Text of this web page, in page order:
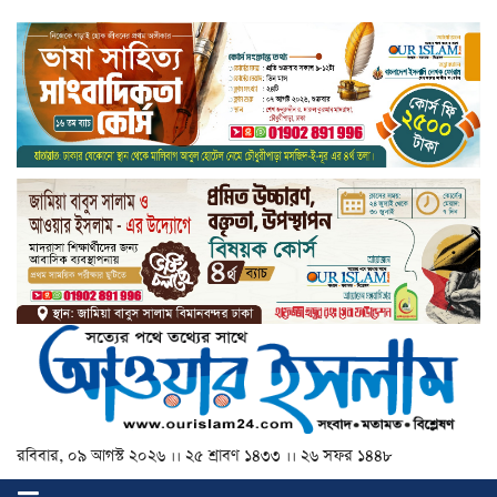
রবিবার, ০৯ আগস্ট ২০২৬ ।। ২৫ শ্রাবণ ১৪৩৩ ।। ২৬ সফর ১৪৪৮